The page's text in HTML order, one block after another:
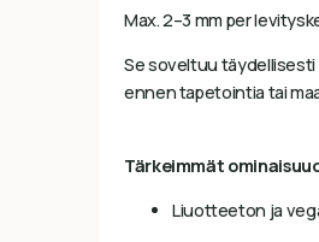
Max. 2–3 mm per
Se soveltuu täydellisesti
ennen tapetointia tai
Tärkeimmät
Liuotteeton ja